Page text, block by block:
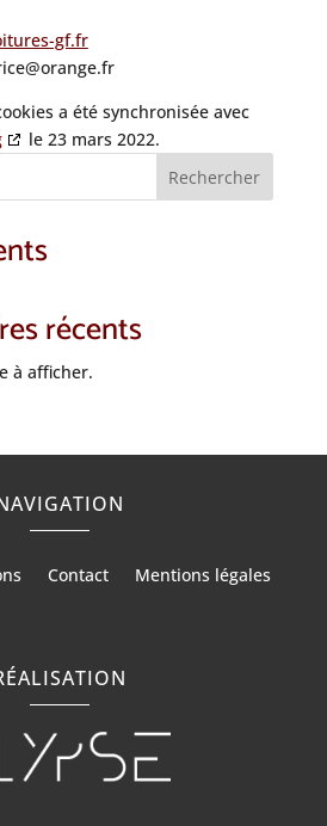
gf.fr
orange.fr
a été synchronisée avec
le 23 mars 2022.
Rechercher
récents
à afficher.
Contact Mentions légales